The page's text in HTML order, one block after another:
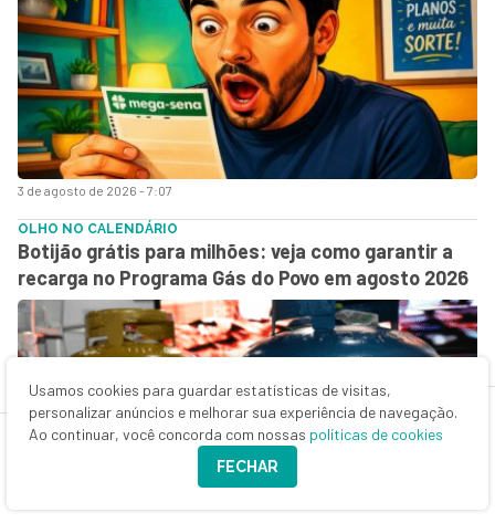
3 de agosto de 2026 - 7:07
OLHO NO CALENDÁRIO
Botijão grátis para milhões: veja como garantir a
recarga no Programa Gás do Povo em agosto 2026
Usamos cookies para guardar estatísticas de visitas,
personalizar anúncios e melhorar sua experiência de navegação.
Ao continuar, você concorda com nossas políticas de cookies
FECHAR